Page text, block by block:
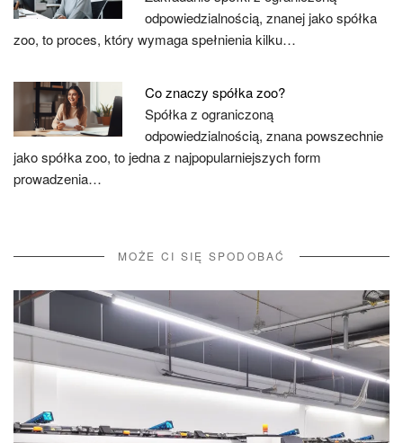
odpowiedzialnością, znanej jako spółka
zoo, to proces, który wymaga spełnienia kilku…
Co znaczy spółka zoo?
Spółka z ograniczoną
odpowiedzialnością, znana powszechnie
jako spółka zoo, to jedna z najpopularniejszych form
prowadzenia…
MOŻE CI SIĘ SPODOBAĆ